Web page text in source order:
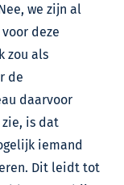
we zijn al
deze
zou als
de
daarvoor
is dat
iemand
Dit leidt tot